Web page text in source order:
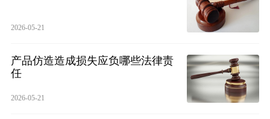
2026-05-21
产品仿造造成损失应负哪些法律责
任
2026-05-21